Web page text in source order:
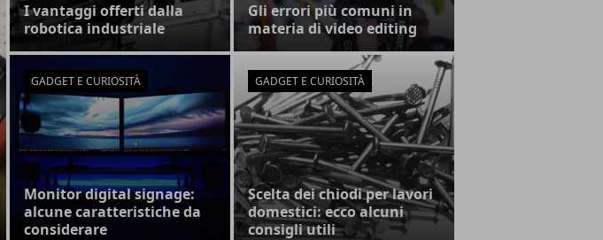
I vantaggi offerti dalla
robotica industriale
Gli errori più comuni in
materia di video editing
GADGET E CURIOSITÀ
Monitor digital signage:
alcune caratteristiche da
considerare
GADGET E CURIOSITÀ
Scelta dei chiodi per lavori
domestici: ecco alcuni
consigli utili